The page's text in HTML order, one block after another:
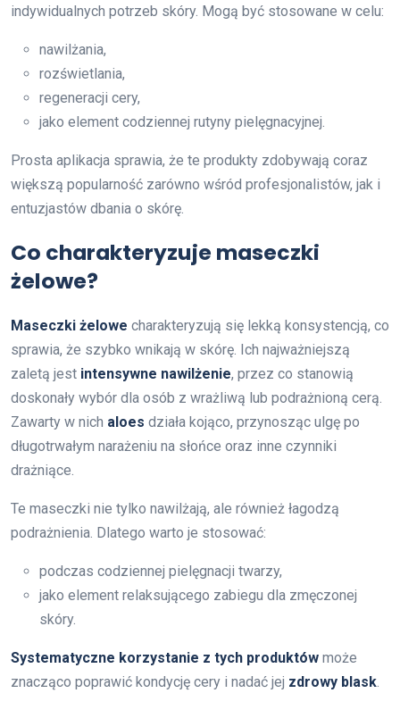
indywidualnych potrzeb skóry. Mogą być stosowane w celu:
nawilżania,
rozświetlania,
regeneracji cery,
jako element codziennej rutyny pielęgnacyjnej.
Prosta aplikacja sprawia, że te produkty zdobywają coraz
większą popularność zarówno wśród profesjonalistów, jak i
entuzjastów dbania o skórę.
Co charakteryzuje maseczki
żelowe?
Maseczki żelowe charakteryzują się lekką konsystencją, co
sprawia, że szybko wnikają w skórę. Ich najważniejszą
zaletą jest intensywne nawilżenie, przez co stanowią
doskonały wybór dla osób z wrażliwą lub podrażnioną cerą.
Zawarty w nich aloes działa kojąco, przynosząc ulgę po
długotrwałym narażeniu na słońce oraz inne czynniki
drażniące.
Te maseczki nie tylko nawilżają, ale również łagodzą
podrażnienia. Dlatego warto je stosować:
podczas codziennej pielęgnacji twarzy,
jako element relaksującego zabiegu dla zmęczonej
skóry.
Systematyczne korzystanie z tych produktów może
znacząco poprawić kondycję cery i nadać jej zdrowy blask.